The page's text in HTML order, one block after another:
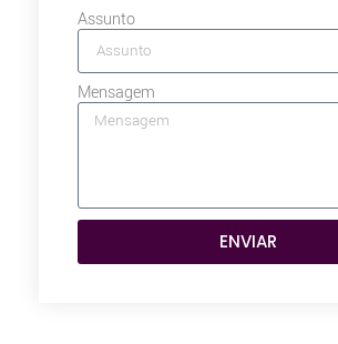
Assunto
Mensagem
ENVIAR